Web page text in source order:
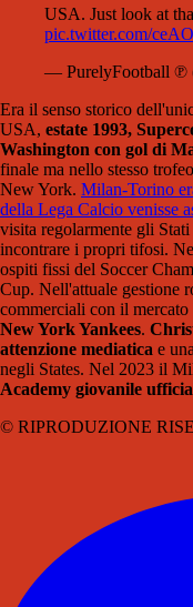
USA. Just look at
pic.twitter.com/
— PurelyFootball ℗
Era il senso storico
USA, estate 1993,
Washington con gol di
finale ma nello stesso
New York. Milan-Torino
della Lega Calcio venisse
visita regolarmente gli
incontrare i propri tifosi.
ospiti fissi del Soccer
Cup. Nell'attuale gestione
commerciali con il
New York Yankees.
attenzione mediatica e
negli States. Nel 2023 il
Academy giovanile
© RIPRODUZIONE